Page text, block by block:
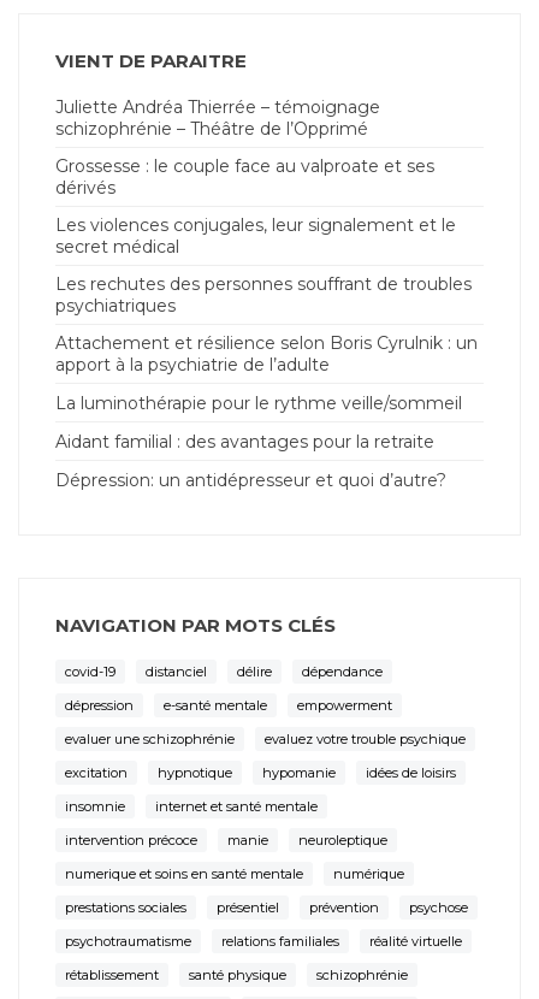
VIENT DE PARAITRE
Juliette Andréa Thierrée – témoignage
schizophrénie – Théâtre de l’Opprimé
Grossesse : le couple face au valproate et ses
dérivés
Les violences conjugales, leur signalement et le
secret médical
Les rechutes des personnes souffrant de troubles
psychiatriques
Attachement et résilience selon Boris Cyrulnik : un
apport à la psychiatrie de l’adulte
La luminothérapie pour le rythme veille/sommeil
Aidant familial : des avantages pour la retraite
Dépression: un antidépresseur et quoi d’autre?
NAVIGATION PAR MOTS CLÉS
covid-19 distanciel délire
dépendance
dépression
e-santé mentale
empowerment
evaluer une schizophrénie
evaluez votre trouble psychique
excitation
hypnotique hypomanie
idées de loisirs
insomnie
internet et santé mentale
intervention précoce
manie
neuroleptique
numerique et soins en santé mentale
numérique
prestations sociales
présentiel prévention
psychose
psychotraumatisme
relations familiales
réalité virtuelle
rétablissement
santé physique
schizophrénie